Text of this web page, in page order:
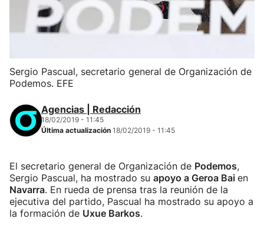
Sergio Pascual, secretario general de Organización de
Podemos. EFE
Agencias | Redacción
18/02/2019 - 11:45
Última actualización 18/02/2019 - 11:45
El secretario general de Organización de Podemos,
Sergio Pascual, ha mostrado su apoyo a Geroa Bai en
Navarra. En rueda de prensa tras la reunión de la
ejecutiva del partido, Pascual ha mostrado su apoyo a
la formación de Uxue Barkos.